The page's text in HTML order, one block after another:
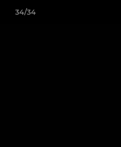
34/34